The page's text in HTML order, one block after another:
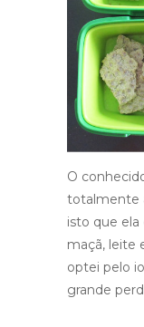
O
totalmente
isto que ela
maçã, leite
optei pelo
grande